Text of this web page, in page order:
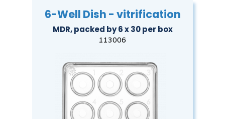
6-Well Dish - vitrification
MDR, packed by 6 x 30 per box
113006